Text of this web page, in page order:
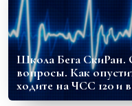
Школа Бега СкиРан.
вопросы. Как
ходите на ЧСС 120 и